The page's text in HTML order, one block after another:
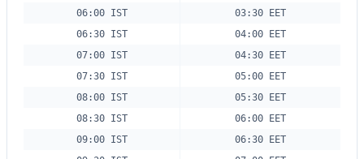
06:00 IST
03:30 EET
06:30 IST
04:00 EET
07:00 IST
04:30 EET
07:30 IST
05:00 EET
08:00 IST
05:30 EET
08:30 IST
06:00 EET
09:00 IST
06:30 EET